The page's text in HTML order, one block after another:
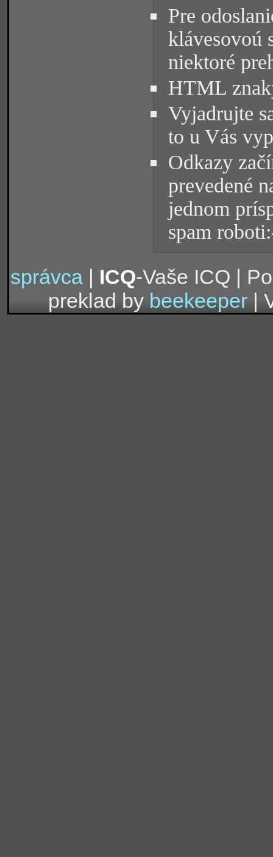
Pre
klávesovoú
niektoré
HTML
Vyjadrujte
to u Vás
Odkazy
prevedené
jednom
spam
správca| ICQ-Vaše ICQ |
preklad by beekeeper |